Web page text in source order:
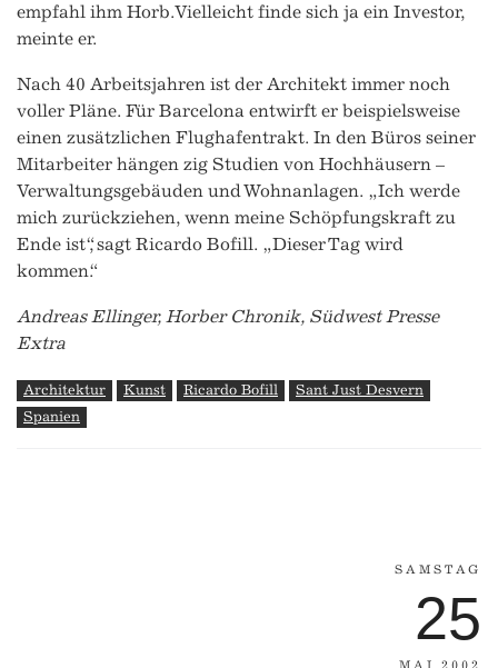
empfahl ihm Horb. Vielleicht finde sich ja ein Investor,
meinte er.
Nach 40 Arbeitsjahren ist der Architekt immer noch
voller Pläne. Für Barcelona entwirft er beispielsweise
einen zusätzlichen Flughafentrakt. In den Büros seiner
Mitarbeiter hängen zig Studien von Hochhäusern –
Verwaltungsgebäuden und Wohnanlagen. „Ich werde
mich zurückziehen, wenn meine Schöpfungskraft zu
Ende ist“, sagt Ricardo Bofill. „Dieser Tag wird
kommen.“
Andreas Ellinger, Horber Chronik, Südwest Presse
Extra
Architektur Kunst Ricardo Bofill
Sant Just Desvern
Spanien
SAMSTAG
25